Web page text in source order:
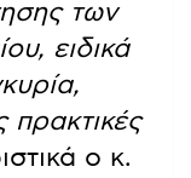
των
ειδικά
πρακτικές
ο κ.